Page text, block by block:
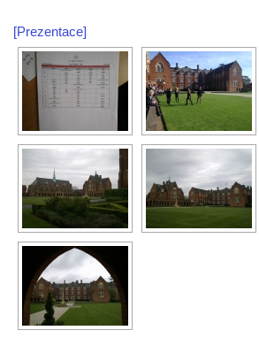
[Prezentace]